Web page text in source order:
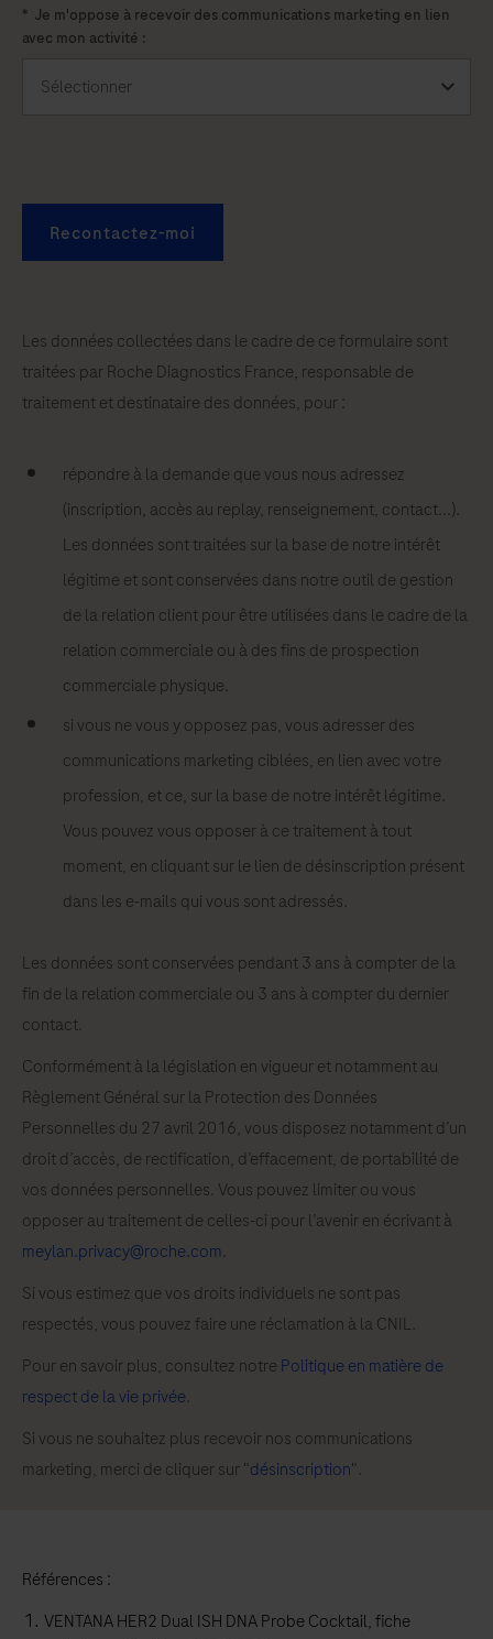
* Je m'oppose à recevoir des communications marketing en lien
avec mon activité :
Recontactez-moi
Les données collectées dans le cadre de ce formulaire sont
traitées par Roche Diagnostics France, responsable de
traitement et destinataire des données, pour :
répondre à la demande que vous nous adressez
(inscription, accès au replay, renseignement, contact...).
Les données sont traitées sur la base de notre intérêt
légitime et sont conservées dans notre outil de gestion
de la relation client pour être utilisées dans le cadre de la
relation commerciale ou à des fins de prospection
commerciale physique.
si vous ne vous y opposez pas, vous adresser des
communications marketing ciblées, en lien avec votre
profession, et ce, sur la base de notre intérêt légitime.
Vous pouvez vous opposer à ce traitement à tout
moment, en cliquant sur le lien de désinscription présent
dans les e-mails qui vous sont adressés.
Les données sont conservées pendant 3 ans à compter de la
fin de la relation commerciale ou 3 ans à compter du dernier
contact.
Conformément à la législation en vigueur et notamment au
Règlement Général sur la Protection des Données
Personnelles du 27 avril 2016, vous disposez notamment d’un
droit d’accès, de rectification, d’effacement, de portabilité de
vos données personnelles. Vous pouvez limiter ou vous
opposer au traitement de celles-ci pour l’avenir en écrivant à
meylan.privacy@roche.com.
Si vous estimez que vos droits individuels ne sont pas
respectés, vous pouvez faire une réclamation à la CNIL.
Pour en savoir plus, consultez notre Politique en matière de
respect de la vie privée.
Si vous ne souhaitez plus recevoir nos communications
marketing, merci de cliquer sur " désinscription".
Références :
VENTANA HER2 Dual ISH DNA Probe Cocktail, fiche